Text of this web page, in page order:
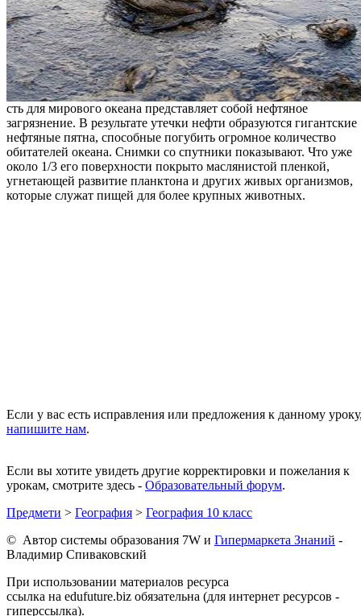
сть для мирового океана представляет собой нефтяное
загрязнение. В результате утечки нефти образуются гигантские
нефтяные пятна, способные погубить огромное количество
обитателей океана. Снимки со спутники показывают. Что уже
около 1/3 его поверхности покрыто маслянистой пленкой,
угнетающей развитие планктона и других живых организмов,
которые служат пищей для более крупных животных.
Если у вас есть исправления или предложения к данному
напишите нам.
Если вы хотите увидеть другие корректировки и пожелания к
урокам, смотрите здесь - Образовательный форум.
Предмети > География > География 10 класс
© Автор системы образования 7W и Гипермаркета Знаний -
Владимир Спиваковский
При использовании материалов ресурса
ссылка на edufuture.biz обязательна (для интернет ресурсов -
гиперссылка).